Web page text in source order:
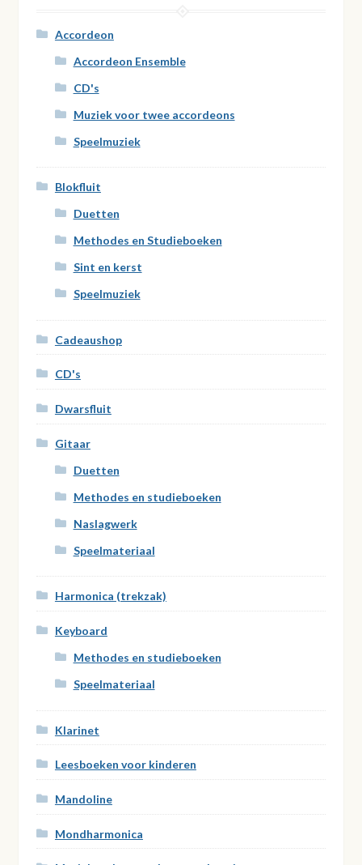
Accordeon
Accordeon Ensemble
CD's
Muziek voor twee accordeons
Speelmuziek
Blokfluit
Duetten
Methodes en Studieboeken
Sint en kerst
Speelmuziek
Cadeaushop
CD's
Dwarsfluit
Gitaar
Duetten
Methodes en studieboeken
Naslagwerk
Speelmateriaal
Harmonica (trekzak)
Keyboard
Methodes en studieboeken
Speelmateriaal
Klarinet
Leesboeken voor kinderen
Mandoline
Mondharmonica